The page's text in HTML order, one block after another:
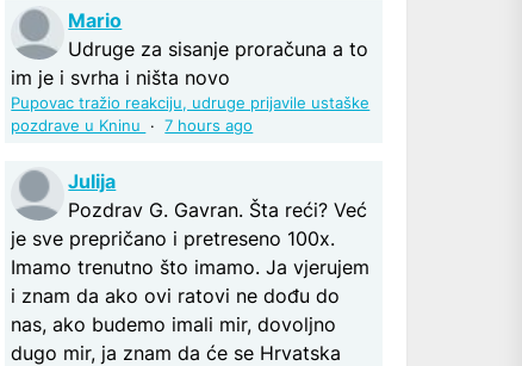
Mario
Udruge za sisanje proračuna a to
im je i svrha i ništa novo
Pupovac tražio reakciju, udruge prijavile ustaške
pozdrave u Kninu
·7 hours ago
Julija
Pozdrav G. Gavran. Šta reći? Već
je sve prepričano i pretreseno 100x.
Imamo trenutno što imamo. Ja vjerujem
i znam da ako ovi ratovi ne dođu do
nas, ako budemo imali mir, dovoljno
dugo mir, ja znam da će se Hrvatska